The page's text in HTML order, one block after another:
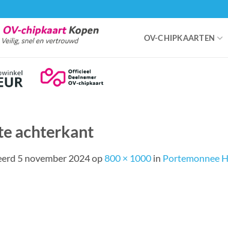
OV-CHIPKAARTEN
achterkant
5 november 2024op800 × 1000 in Portemonnee